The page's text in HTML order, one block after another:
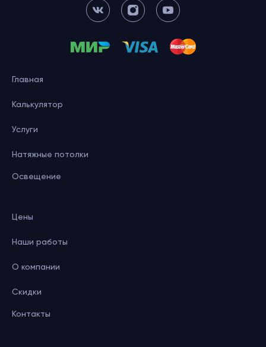
Главная
Калькулятор
Услуги
Натяжные потолки
Освещение
Цены
Наши работы
О компании
Скидки
Контакты